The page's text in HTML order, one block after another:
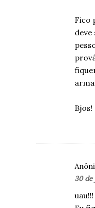
Fico
Bjos!
30 de
uau!!!